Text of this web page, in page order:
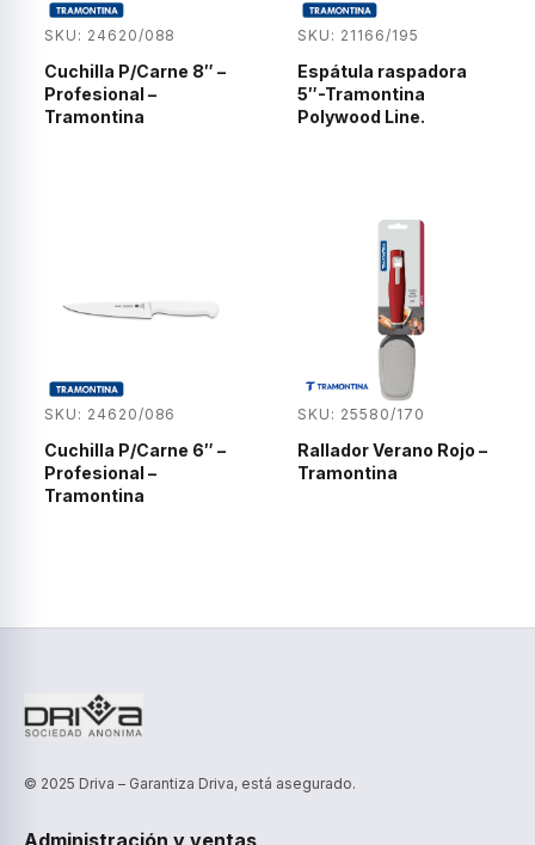
SKU: 24620/088
Cuchilla P/Carne 8″ –
Profesional –
Tramontina
SKU: 21166/195
Espátula raspadora
5″-Tramontina
Polywood Line.
SKU: 24620/086
Cuchilla P/Carne 6″ –
Profesional –
Tramontina
SKU: 25580/170
Rallador Verano Rojo –
Tramontina
© 2025 Driva – Garantiza Driva, está asegurado.
Administración y ventas